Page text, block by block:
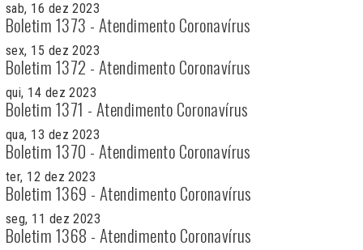
sab, 16 dez 2023
Boletim 1373 - Atendimento Coronavírus
sex, 15 dez 2023
Boletim 1372 - Atendimento Coronavírus
qui, 14 dez 2023
Boletim 1371 - Atendimento Coronavírus
qua, 13 dez 2023
Boletim 1370 - Atendimento Coronavírus
ter, 12 dez 2023
Boletim 1369 - Atendimento Coronavírus
seg, 11 dez 2023
Boletim 1368 - Atendimento Coronavírus